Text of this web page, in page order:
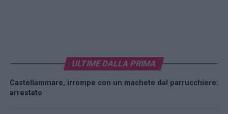
ULTIME DALLA PRIMA
Castellammare, irrompe con un machete dal parrucchiere:
arrestato